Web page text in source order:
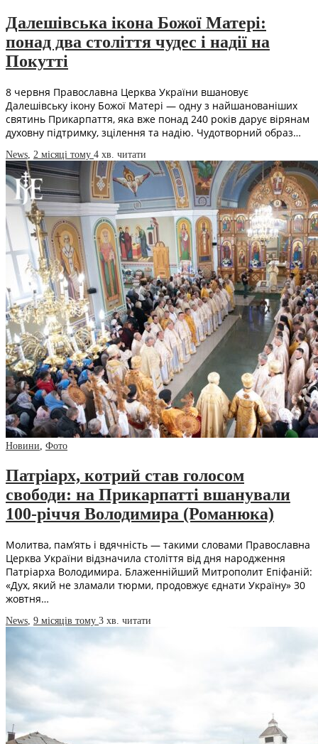
Далешівська ікона Божої Матері:
понад два століття чудес і надії на
Покутті
8 червня Православна Церква України вшановує
Далешівську ікону Божої Матері — одну з найшанованіших
святинь Прикарпаття, яка вже понад 240 років дарує вірянам
духовну підтримку, зцілення та надію. Чудотворний образ…
News, 2 місяці тому 4 хв. читати
Новини, Фото
Патріарх, котрий став голосом
свободи: на Прикарпатті вшанували
100-річчя Володимира (Романюка)
Молитва, пам’ять і вдячність — такими словами Православна
Церква України відзначила століття від дня народження
Патріарха Володимира. Блаженнійший Митрополит Епіфаній:
«Дух, який не зламали тюрми, продовжує єднати Україну» 30
жовтня…
News 9 місяців тому 3 хв. читати